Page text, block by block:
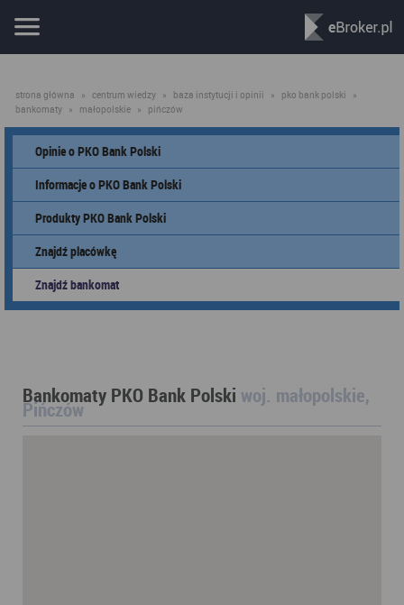
strona główna » centrum wiedzy » baza instytucji i opinii » pko bank polski
»
bankomaty » małopolskie » pińczów
Opinie o PKO Bank Polski
Informacje o PKO Bank Polski
Produkty PKO Bank Polski
Znajdź placówkę
Znajdź bankomat
Bankomaty PKO Bank Polski woj. małopolskie,
Pińczów